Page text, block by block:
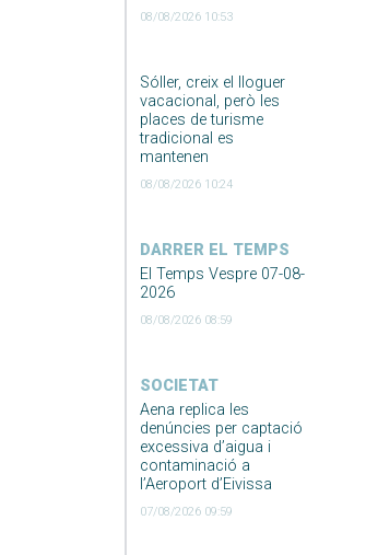
08/08/2026 10:53
Sóller, creix el lloguer
vacacional, però les
places de turisme
tradicional es
mantenen
08/08/2026 10:24
DARRER EL TEMPS
El Temps Vespre 07-08-
2026
08/08/2026 08:59
SOCIETAT
Aena replica les
denúncies per captació
excessiva d’aigua i
contaminació a
l’Aeroport d’Eivissa
07/08/2026 09:59